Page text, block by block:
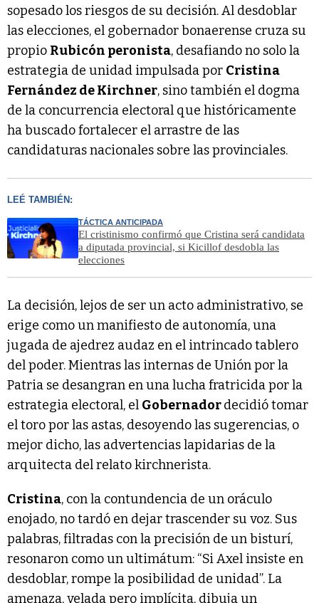
sopesado los riesgos de su decisión. Al desdoblar
las elecciones, el gobernador bonaerense cruza su
propio Rubicón peronista, desafiando no solo la
estrategia de unidad impulsada por Cristina
Fernández de Kirchner, sino también el dogma
de la concurrencia electoral que históricamente
ha buscado fortalecer el arrastre de las
candidaturas nacionales sobre las provinciales.
LEÉ TAMBIÉN:
TÁCTICA ANTICIPADA
El cristinismo confirmó que Cristina será candidata
a diputada provincial, si Kicillof desdobla las
elecciones
La decisión, lejos de ser un acto administrativo, se
erige como un manifiesto de autonomía, una
jugada de ajedrez audaz en el intrincado tablero
del poder. Mientras las internas de Unión por la
Patria se desangran en una lucha fratricida por la
estrategia electoral, el Gobernadordecidió tomar
el toro por las astas, desoyendo las sugerencias, o
mejor dicho, las advertencias lapidarias de la
arquitecta del relato kirchnerista.
Cristina, con la contundencia de un oráculo
enojado, no tardó en dejar trascender su voz. Sus
palabras, filtradas con la precisión de un bisturí,
resonaron como un ultimátum: “Si Axel insiste en
desdoblar, rompe la posibilidad de unidad”. La
amenaza, velada pero implícita, dibuja un